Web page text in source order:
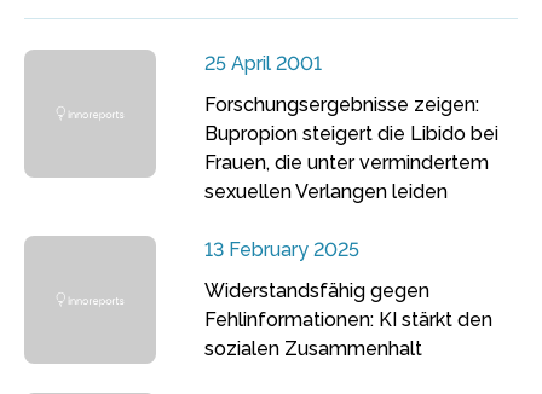
25 April 2001
Forschungsergebnisse zeigen:
Bupropion steigert die Libido bei
Frauen, die unter vermindertem
sexuellen Verlangen leiden
13 February 2025
Widerstandsfähig gegen
Fehlinformationen: KI stärkt den
sozialen Zusammenhalt